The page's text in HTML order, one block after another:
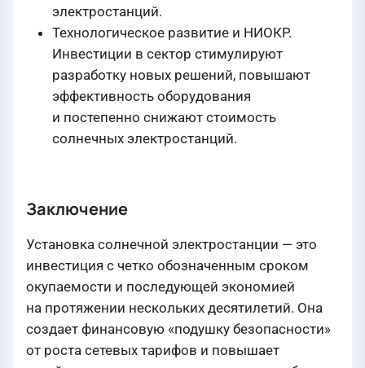
электростанций.
Технологическое развитие и НИОКР.
Инвестиции в сектор стимулируют
разработку новых решений, повышают
эффективность оборудования
и постепенно снижают стоимость
солнечных электростанций.
Заключение
Установка солнечной электростанции — это
инвестиция с четко обозначенным сроком
окупаемости и последующей экономией
на протяжении нескольких десятилетий. Она
создает финансовую «подушку безопасности»
от роста сетевых тарифов и повышает